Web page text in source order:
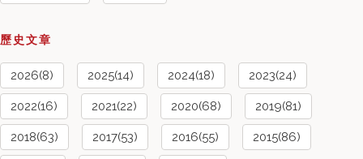
歷史文章
2026(8) 2025(14) 2024(18) 2023(24)
2022(16) 2021(22) 2020(68) 2019(81)
2018(63) 2017(53) 2016(55) 2015(86)